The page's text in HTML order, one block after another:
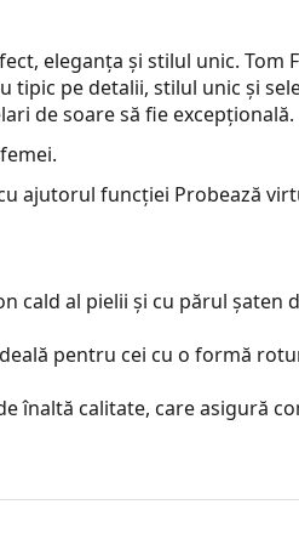
eleganța și stilul unic. Tom
tipic pe detalii, stilul unic și
de soare să fie excepțională.
ajutorul funcției Probează
cald al pielii și cu părul șaten
pentru cei cu o formă
înaltă calitate, care asigură
reflexiile și asigură o vedere